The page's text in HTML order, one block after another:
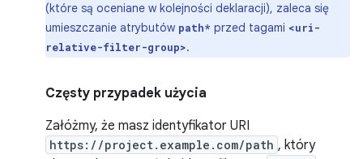
(które są oceniane w kolejności deklaracji), zaleca się
umieszczanie atrybutów path* przed tagami <uri-
relative-filter-group>.
Częsty przypadek użycia
Załóżmy, że masz identyfikator URI
https://project.example.com/path , który